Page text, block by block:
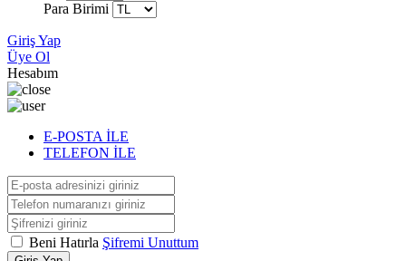
Para Birimi
Giriş Yap
Üye Ol
Hesabım
E-POSTA İLE
TELEFON İLE
Beni Hatırla Şifremi Unuttum